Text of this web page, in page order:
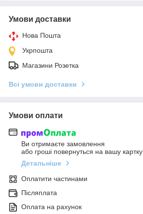
Умови доставки
Нова Пошта
Укрпошта
Магазини Розетка
Всі умови доставки
Умови оплати
Ви отримаєте замовлення
або гроші повернуться на вашу картку
Детальніше
Оплатити частинами
Післяплата
Оплата на рахунок